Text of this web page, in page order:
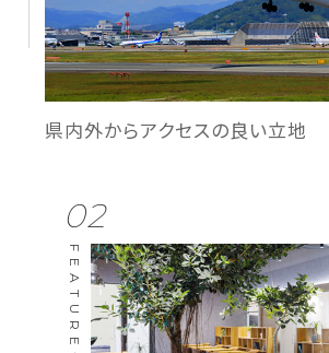
県内外からアクセスの良い立地
02
FEATURE